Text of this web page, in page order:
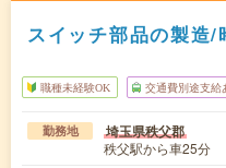
スイッチ部品の製造/
職種未経験OK 交通費別途支給
勤務地 埼玉県秩父郡
秩父駅から車25分